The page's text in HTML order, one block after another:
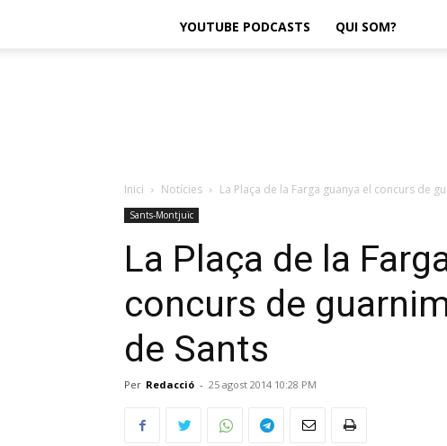
YOUTUBE PODCASTS QUI SOM?
Inici Notícies La Plaça de la Farga guanya el concurs de
Sants-Montjuïc
La Plaça de la
concurs de
de Sants
Per Redacció - 25 agost 2014 10:28 PM